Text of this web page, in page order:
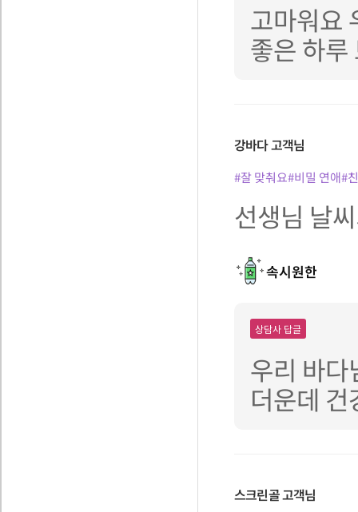
고마워요
좋은 하루
강바다고객님
#잘 맞춰요#비밀 연애#
선생님 날
속시원한
상담사 답글
우리 바
더운데
스크린골고객님